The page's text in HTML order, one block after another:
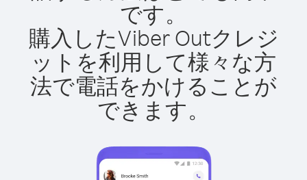
です。
購入したViber Outクレジ
ットを利用して様々な方
法で電話をかけることが
できます。